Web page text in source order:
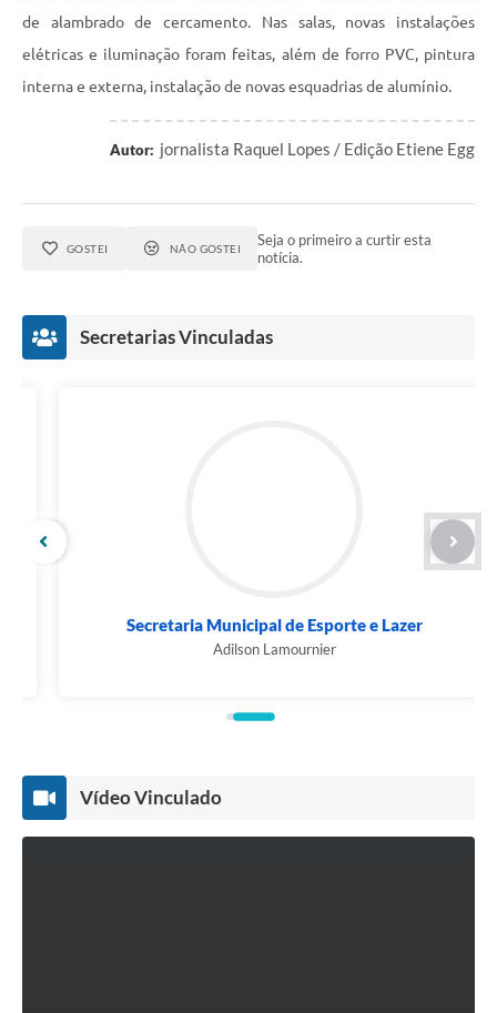
de alambrado de cercamento. Nas salas, novas instalações
elétricas e iluminação foram feitas, além de forro PVC, pintura
interna e externa, instalação de novas esquadrias de alumínio.
Autor: jornalista Raquel Lopes / Edição Etiene Egg
GOSTEI NÃO GOSTEI
Seja o primeiro a curtir esta
notícia.
Secretarias Vinculadas
Secretaria Municipal de Esporte e Lazer
Adilson Lamournier
Vídeo Vinculado